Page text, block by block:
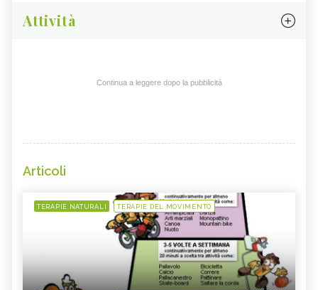
Attività
Continua a leggere dopo la pubblicità
Articoli
TERAPIE NATURALI TERAPIE DEL MOVIMENTO